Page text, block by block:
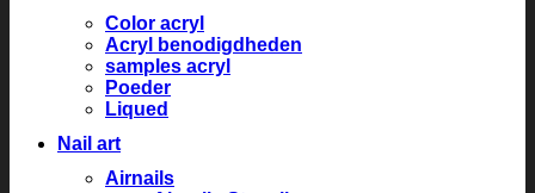
Color acryl
Acryl benodigdheden
samples acryl
Poeder
Liqued
Nail art
Airnails